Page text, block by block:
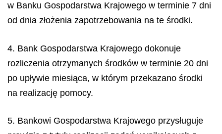
w Banku Gospodarstwa Krajowego w terminie 7 dni
od dnia złożenia zapotrzebowania na te środki.
4. Bank Gospodarstwa Krajowego dokonuje
rozliczenia otrzymanych środków w terminie 20 dni
po upływie miesiąca, w którym przekazano środki
na realizację pomocy.
5. Bankowi Gospodarstwa Krajowego przysługuje